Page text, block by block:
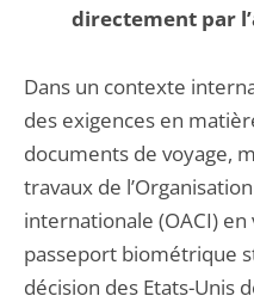
directement par
Dans un contexte
des exigences en
documents de voyage,
travaux de
internationale (OACI) en
passeport biométrique
décision des Etats-Unis